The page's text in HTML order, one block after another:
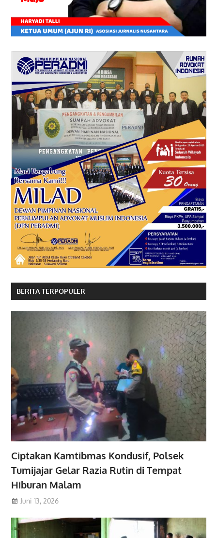
BERITA TERPOPULER
Ciptakan Kamtibmas Kondusif, Polsek
Tumijajar Gelar Razia Rutin di Tempat
Hiburan Malam
Juni 13, 2026